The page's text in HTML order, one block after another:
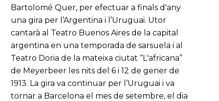
Bartolomé Quer, per efectuar a finals d'any
una gira per l’Argentina i l’Uruguai. Utor
cantarà al Teatro Buenos Aires de la capital
argentina en una temporada de sarsuela i al
Teatro Doria de la mateixa ciutat “L'africana”
de Meyerbeer les nits del 6 i 12 de gener de
1913. La gira va continuar per l’Uruguai i va
tornar a Barcelona el mes de setembre, el dia